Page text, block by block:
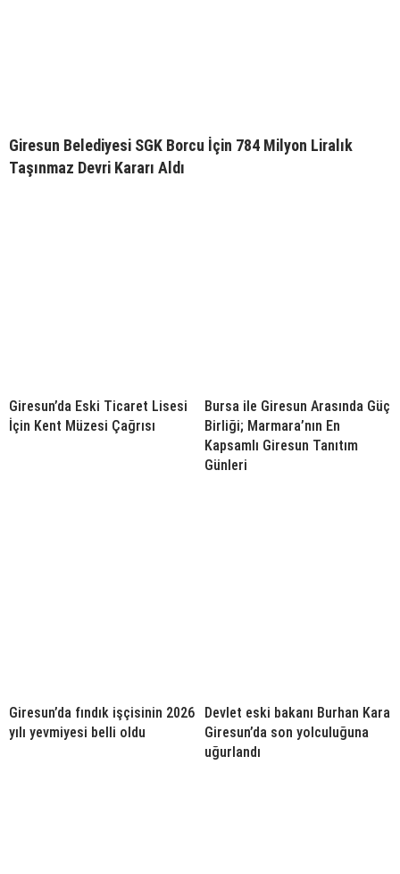
Giresun Belediyesi SGK Borcu İçin 784 Milyon Liralık
Taşınmaz Devri Kararı Aldı
Giresun’da Eski Ticaret Lisesi
İçin Kent Müzesi Çağrısı
Bursa ile Giresun Arasında Güç
Birliği; Marmara’nın En
Kapsamlı Giresun Tanıtım
Günleri
Giresun’da fındık işçisinin 2026
yılı yevmiyesi belli oldu
Devlet eski bakanı Burhan Kara
Giresun’da son yolculuğuna
uğurlandı